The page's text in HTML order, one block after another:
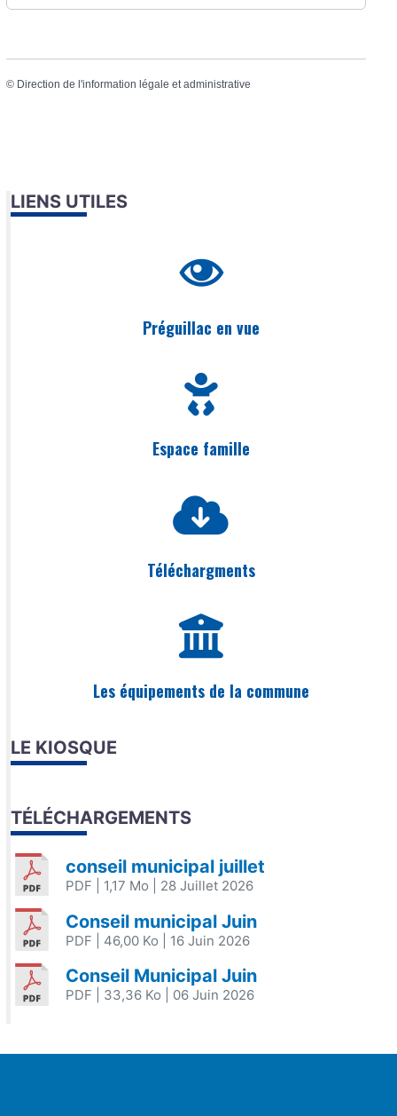
© Direction de l'information légale et administrative
LIENS UTILES
Préguillac en vue
Espace famille
Téléchargments
Les équipements de la commune
LE KIOSQUE
TÉLÉCHARGEMENTS
conseil municipal juillet
PDF | 1,17 Mo | 28 Juillet 2026
Conseil municipal Juin
PDF | 46,00 Ko | 16 Juin 2026
Conseil Municipal Juin
PDF | 33,36 Ko | 06 Juin 2026